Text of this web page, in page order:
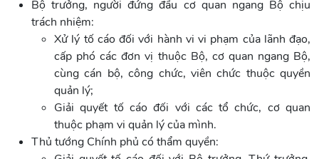
Bộ trưởng, người đứng đầu cơ quan ngang Bộ chịu
trách nhiệm:
Xử lý tố cáo đối với hành vi vi phạm của lãnh đạo,
cấp phó các đơn vị thuộc Bộ, cơ quan ngang Bộ,
cùng cán bộ, công chức, viên chức thuộc quyền
quản lý;
Giải quyết tố cáo đối với các tổ chức, cơ quan
thuộc phạm vi quản lý của mình.
Thủ tướng Chính phủ có thẩm quyền: